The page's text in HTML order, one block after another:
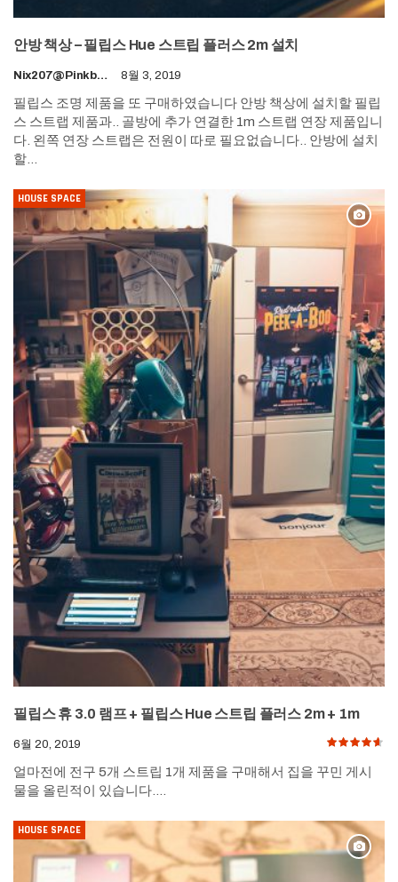
안방 책상 – 필립스 Hue 스트립 플러스 2m 설치
Nix207@pinkboy.org 8월 3, 2019
필립스 조명 제품을 또 구매하였습니다 안방 책상에 설치할 필립
스 스트랩 제품과.. 골방에 추가 연결한 1m 스트랩 연장 제품입니
다. 왼쪽 연장 스트랩은 전원이 따로 필요없습니다.. 안방에 설치
할…
HOUSE SPACE
필립스 휴 3.0 램프 + 필립스 Hue 스트립 플러스 2m + 1m
6월 20, 2019
얼마전에 전구 5개 스트립 1개 제품을 구매해서 집을 꾸민 게시
물을 올린적이 있습니다.…
HOUSE SPACE